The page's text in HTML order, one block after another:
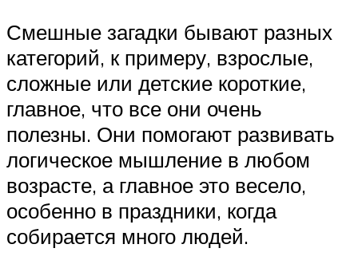
Смешные загадки бывают разных
категорий, к примеру, взрослые,
сложные или детские короткие,
главное, что все они очень
полезны. Они помогают развивать
логическое мышление в любом
возрасте, а главное это весело,
особенно в праздники, когда
собирается много людей.